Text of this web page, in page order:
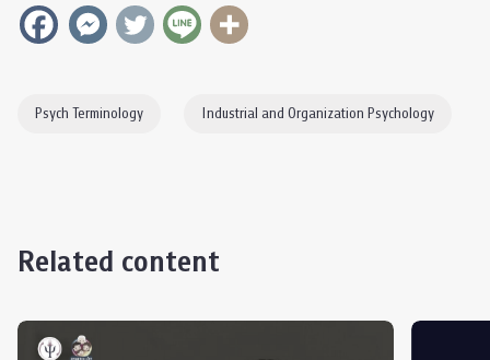
Psych Terminology Industrial and Organization Psychology
Related content